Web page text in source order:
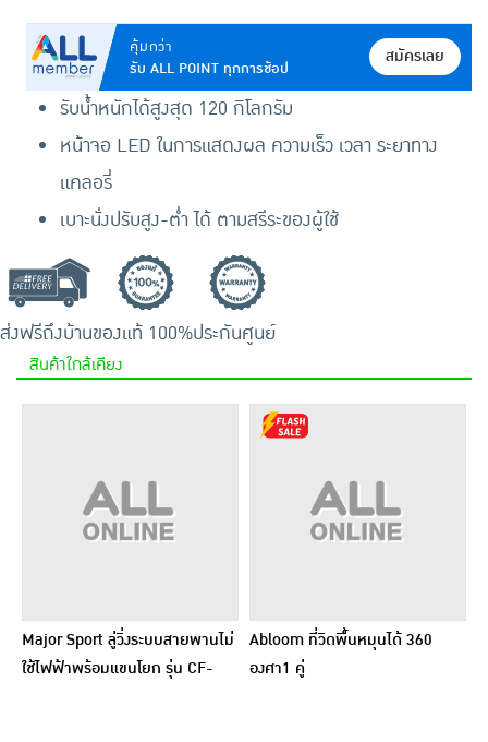
คุ้มกว่า
รับ ALL POINT ทุกการช้อป
สมัครเลย
รับน้ำหนักได้สูงสุด 120 กิโลกรัม
หน้าจอ LED ในการแสดงผล ความเร็ว เวลา ระยาทาง
แคลอรี่
เบาะนั่งปรับสูง-ต่ำ ได้ ตามสรีระของผู้ใช้
ส่งฟรีถึงบ้านของแท้ 100%ประกันศูนย์
สินค้าใกล้เคียง
Major Sport ลู่วิ่งระบบสายพานไม่
ใช้ไฟฟ้าพร้อมแขนโยก รุ่น CF-
Abloom ที่วิดพื้นหมุนได้ 360
องศา1 คู่